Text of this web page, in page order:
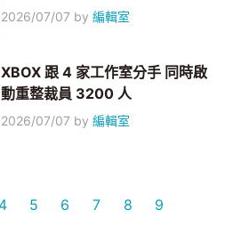
2026/07/07 by編輯室
XBOX 跟 4 家工作室分手 同時啟
動重整裁員 3200 人
2026/07/07 by編輯室
4 5 6 7 8 9